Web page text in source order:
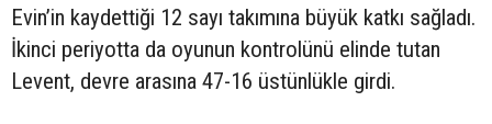
Evin’in kaydettiği 12 sayı takımına büyük katkı sağladı.
İkinci periyotta da oyunun kontrolünü elinde tutan
Levent, devre arasına 47-16 üstünlükle girdi.